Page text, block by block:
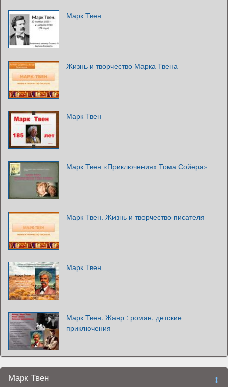
Марк Твен
Жизнь и творчество Марка Твена
Марк Твен
Марк Твен «Приключениях Тома Сойера»
Марк Твен. Жизнь и творчество писателя
Марк Твен
Марк Твен. Жанр : роман, детские
приключения
Марк Твен